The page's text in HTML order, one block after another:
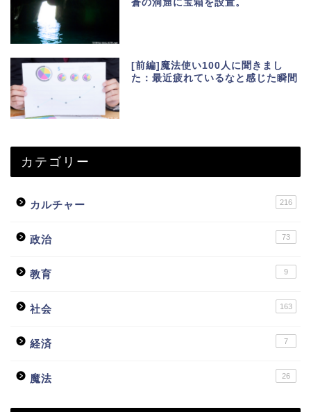
蒼の洞窟に宝箱を設置。
[前編]魔法使い100人に聞きまし
た：最近疲れているなと感じた瞬間
カテゴリー
カルチャー 216
政治 73
教育 9
社会 163
経済 7
魔法 26